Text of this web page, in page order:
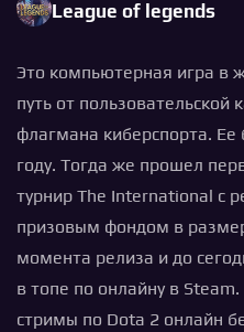
League of legends
Это компьютерная игра в
путь от пользовательской
флагмана киберспорта. Ее
году. Тогда же прошел
турнир The International с
призовым фондом в
момента релиза и до
в топе по онлайну в
стримы по Dota 2 онлайн